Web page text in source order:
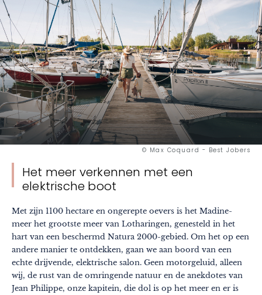
© Max Coquard - Best Jobers
Het meer verkennen met een
elektrische boot
Met zijn 1100 hectare en ongerepte oevers is het Madine-
meer het grootste meer van Lotharingen, genesteld in het
hart van een beschermd Natura 2000-gebied. Om het op een
andere manier te ontdekken, gaan we aan boord van een
echte drijvende, elektrische salon. Geen motorgeluid, alleen
wij, de rust van de omringende natuur en de anekdotes van
Jean Philippe, onze kapitein, die dol is op het meer en er is